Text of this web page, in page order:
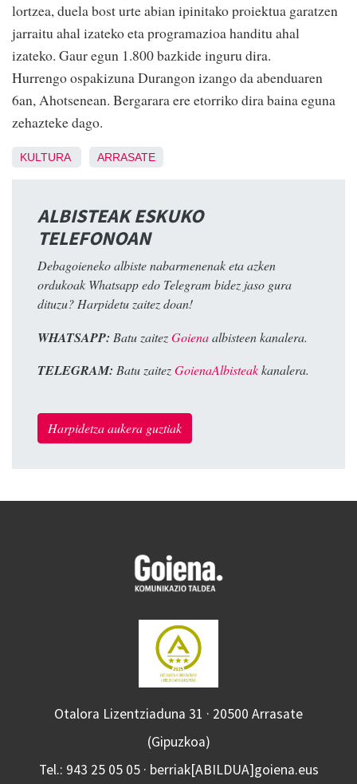
lortzea, duela bost urte abian ipinitako proiektua garatzen
jarraitu ahal izateko eta programazioa handitu ahal
izateko. Gaur egun 1.800 bazkide inguru dira.
Hurrengo ospakizuna Durangon izango da abenduaren
6an, Ahotsenean. Bergarara ere etorriko dira baina eguna
zehazteke dago.
KULTURA ARRASATE
ALBISTEAK ESKUKO
TELEFONOAN
Debagoieneko albiste nabarmenenak eta azken
ordukoak Whatsapp edo Telegram bidez jaso gura
dituzu? Harpidetu zaitez doan!
WHATSAPP: Batu zaitezGoienaalbisteen kanalera.
TELEGRAM: Batu zaitezGoienaAlbisteakkanalera.
Harpidetza aukera guztiak
Otalora Lizentziaduna 31 · 20500 Arrasate
(Gipuzkoa)
Tel.: 943 25 05 05 · berriak[ABILDUA]goiena.eus